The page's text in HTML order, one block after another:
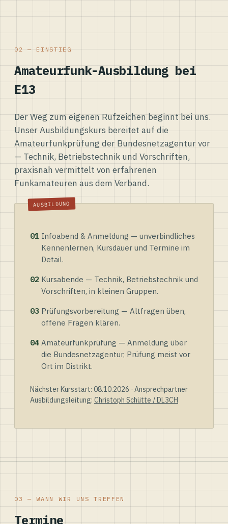
02 — EINSTIEG
Amateurfunk-Ausbildung bei
E13
Der Weg zum eigenen Rufzeichen beginnt bei uns.
Unser Ausbildungskurs bereitet auf die
Amateurfunkprüfung der Bundesnetzagentur vor
— Technik, Betriebstechnik und Vorschriften,
praxisnah vermittelt von erfahrenen
Funkamateuren aus dem Verband.
01 Infoabend & Anmeldung — unverbindliches
Kennenlernen, Kursdauer und Termine im
Detail.
02 Kursabende — Technik, Betriebstechnik und
Vorschriften, in kleinen Gruppen.
03 Prüfungsvorbereitung — Altfragen üben,
offene Fragen klären.
04 Amateurfunkprüfung — Anmeldung über
die Bundesnetzagentur, Prüfung meist vor
Ort im Distrikt.
Nächster Kursstart: 08.10.2026 · Ansprechpartner
Ausbildungsleitung: Christoph Schütte / DL3CH
03 — WANN WIR UNS TREFFEN
Termine